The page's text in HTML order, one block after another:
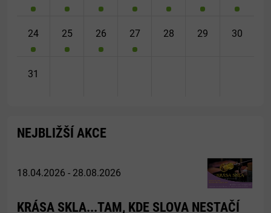
24 25 26 27 28 29 30
31
NEJBLIŽŠÍ AKCE
18.04.2026 - 28.08.2026
KRÁSA SKLA...TAM, KDE SLOVA NESTAČÍ